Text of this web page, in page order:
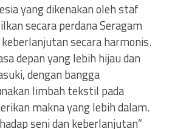
yang dikenakan oleh staf
secara perdana Seragam
secara harmonis.
depan yang lebih hijau dan
dengan bangga
limbah tekstil pada
makna yang lebih dalam.
seni dan keberlanjutan”